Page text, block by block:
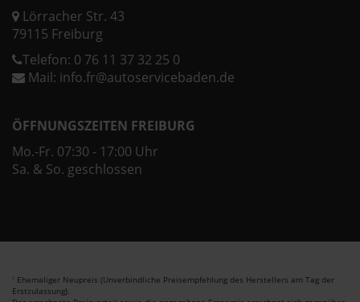
Lörracher Str. 43
79115 Freiburg
Telefon: 0 76 11 37 32 25 0
Mail: info.fr@autoservicebaden.de
ÖFFNUNGSZEITEN FREIBURG
Mo.-Fr. 07:30 - 17:00 Uhr
Sa. & So. geschlossen
1 Ehemaliger Neupreis (Unverbindliche Preisempfehlung des Herstellers am Tag der
Erstzulassung).